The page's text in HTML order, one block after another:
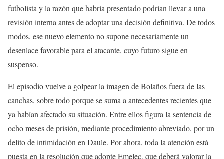
futbolista y la razón que habría presentado podrían llevar a una
revisión interna antes de adoptar una decisión definitiva. De todos
modos, ese nuevo elemento no supone necesariamente un
desenlace favorable para el atacante, cuyo futuro sigue en
suspenso.
El episodio vuelve a golpear la imagen de Bolaños fuera de las
canchas, sobre todo porque se suma a antecedentes recientes que
ya habían afectado su situación. Entre ellos figura la sentencia de
ocho meses de prisión, mediante procedimiento abreviado, por un
delito de intimidación en Daule. Por ahora, toda la atención está
puesta en la resolución que adopte Emelec, que deberá valorar la